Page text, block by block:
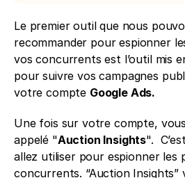
Le premier outil que nous
recommander pour espionner
vos concurrents est l’outil mis
pour suivre vos campagnes
votre compte Google Ads.
Une fois sur votre compte,
appelé "Auction Insights".
allez utiliser pour espionner les